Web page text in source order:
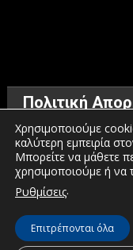
Πολιτική
Όροι χρήσης
Πολιτική
Πολιτική για τα
Χρησιμοποιούμε
καλύτερη εμπειρία
Μπορείτε να μάθετε
χρησιμοποιούμε ή να
Ρυθμίσεις.
Επιτρέπονται όλα